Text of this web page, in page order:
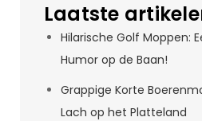
Laatste
Hilarische Golf Moppen:
Humor op de Baan!
Grappige Korte
Lach op het Platteland